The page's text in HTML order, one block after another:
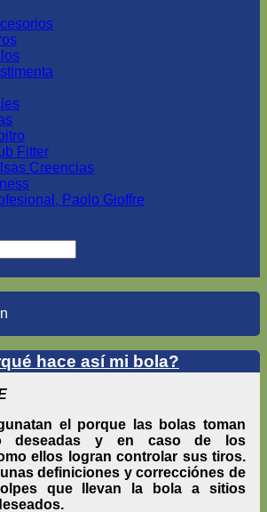
Fitter
Creencias
Paolo Gioffre
hace así mi bola?
el porque las bolas toman
deseadas y en caso de los
ellos logran controlar sus tiros.
definiciones y correcciónes de
que llevan la bola a sitios